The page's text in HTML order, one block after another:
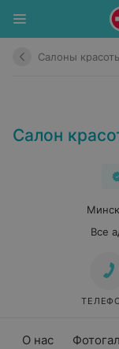
Салоны
Салон
О нас
Все